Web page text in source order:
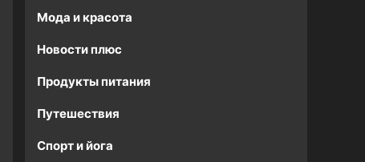
Мода и красота
Новости плюс
Продукты питания
Путешествия
Спорт и йога